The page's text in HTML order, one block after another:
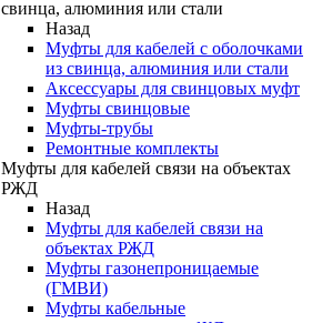
свинца, алюминия или стали
Назад
Муфты для кабелей с оболочками
из свинца, алюминия или стали
Аксессуары для свинцовых муфт
Муфты свинцовые
Муфты-трубы
Ремонтные комплекты
Муфты для кабелей связи на объектах
РЖД
Назад
Муфты для кабелей связи на
объектах РЖД
Муфты газонепроницаемые
(ГМВИ)
Муфты кабельные